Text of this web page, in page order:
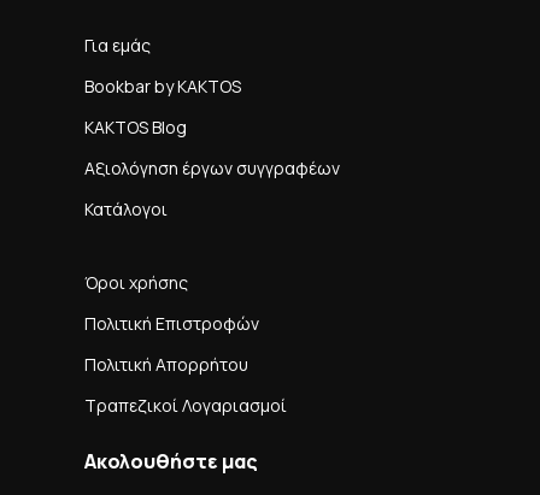
Για εμάς
Bookbar by KAKTOS
KAKTOS Blog
Αξιολόγηση έργων συγγραφέων
Κατάλογοι
Όροι χρήσης
Πολιτική Επιστροφών
Πολιτική Απορρήτου
Τραπεζικοί Λογαριασμοί
Ακολουθήστε μας